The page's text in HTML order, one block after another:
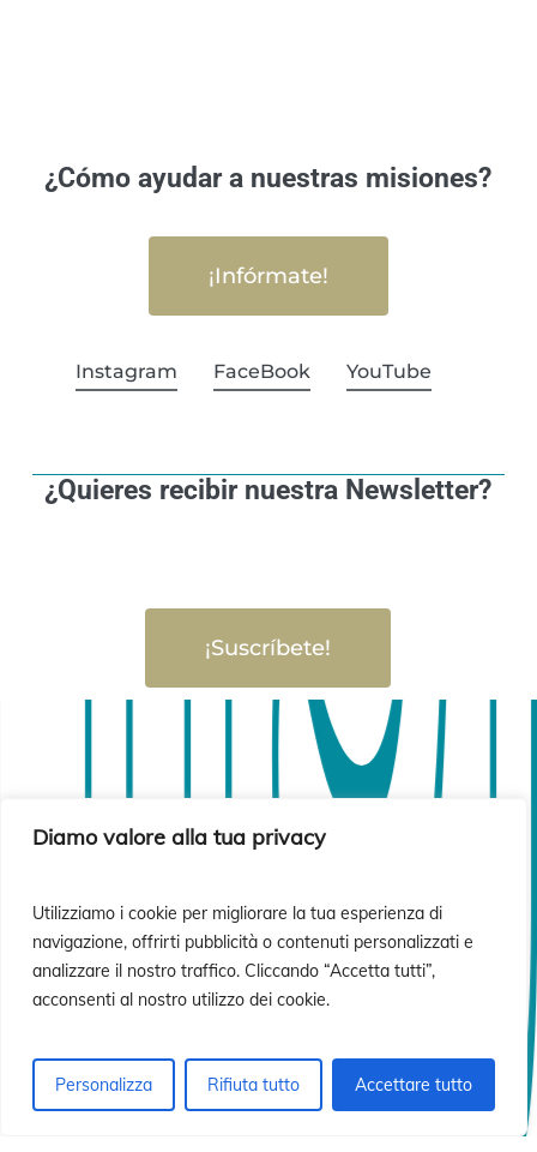
Diamo valore alla tua privacy
Utilizziamo i cookie per migliorare la tua esperienza di
navigazione, offrirti pubblicità o contenuti personalizzati e
analizzare il nostro traffico. Cliccando “Accetta tutti”,
acconsenti al nostro utilizzo dei cookie.
Personalizza Rifiuta tutto Accettare tutto
¿Cómo ayudar a nuestras misiones?
¡Infórmate!
Instagram FaceBook YouTube
¿Quieres recibir nuestra Newsletter?
¡Suscríbete!